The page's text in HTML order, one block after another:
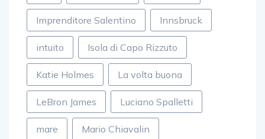
Imprenditore Salentino Innsbruck
intuito Isola di Capo Rizzuto
Katie Holmes La volta buona
LeBron James Luciano Spalletti
mare Mario Chiavalin